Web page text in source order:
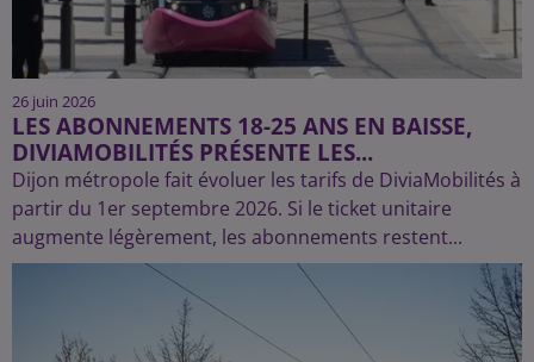
26 juin 2026
LES ABONNEMENTS 18-25 ANS EN BAISSE,
DIVIAMOBILITÉS PRÉSENTE LES...
Dijon métropole fait évoluer les tarifs de DiviaMobilités à
partir du 1er septembre 2026. Si le ticket unitaire
augmente légèrement, les abonnements restent...